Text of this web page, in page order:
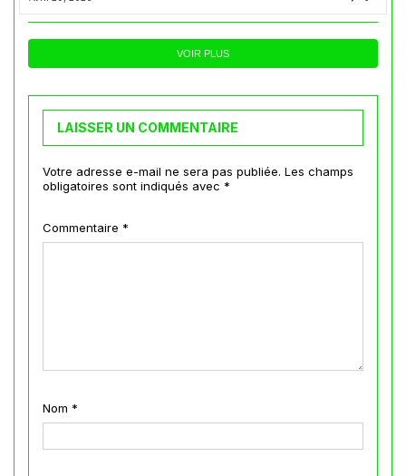
VOIR PLUS
LAISSER UN COMMENTAIRE
Votre adresse e-mail ne sera pas publiée. Les champs
obligatoires sont indiqués avec *
Commentaire *
Nom *